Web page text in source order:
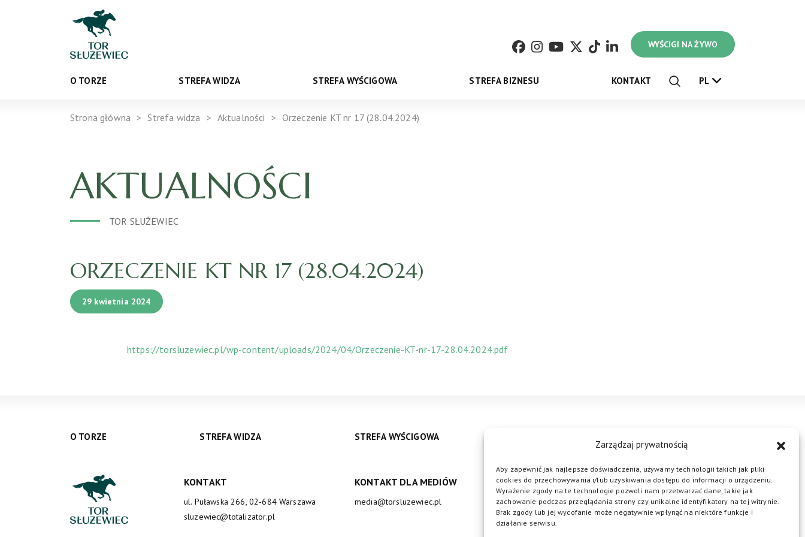
Zarządzaj prywatnością
Aby zapewnić jak najlepsze doświadczenia, używamy technologii takich jak pliki
cookies do przechowywania i/lub uzyskiwania dostępu do informacji o urządzeniu.
Wyrażenie zgody na te technologie pozwoli nam przetwarzać dane, takie jak
zachowanie podczas przeglądania strony czy unikalne identyfikatory na tej witrynie.
Brak zgody lub jej wycofanie może negatywnie wpłynąć na niektóre funkcje i
działanie serwisu.
WYŚCIGI NA ŻYWO
O TORZE STREFA WIDZA STREFA WYŚCIGOWA STREFA BIZNESU KONTAKT PL
Strona główna Strefa widza Aktualności Orzeczenie KT nr 17 (28.04.2024)
AKTUALNOŚCI
TOR SŁUŻEWIEC
ORZECZENIE KT NR 17 (28.04.2024)
29 kwietnia 2024
https://torsluzewiec.pl/wp-content/uploads/2024/04/Orzeczenie-KT-nr-17-28.04.2024.pdf
O TORZE STREFA WIDZA STREFA WYŚCIGOWA
KONTAKT
ul. Puławska 266, 02-684 Warszawa
sluzewiec@totalizator.pl
KONTAKT DLA MEDIÓW
media@torsluzewiec.pl
DOŁĄCZ DO NAS